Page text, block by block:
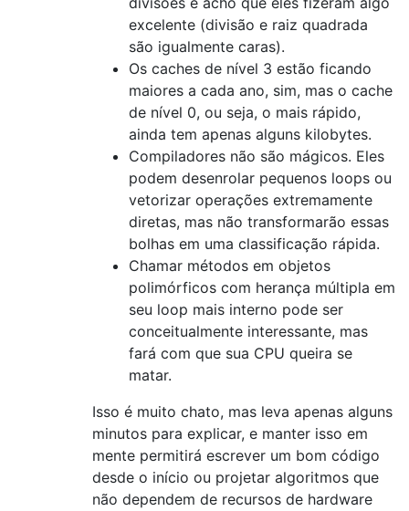
excelente (divisão e raiz quadrada
são igualmente caras).
Os caches de nível 3 estão ficando
maiores a cada ano, sim, mas o cache
de nível 0, ou seja, o mais rápido,
ainda tem apenas alguns kilobytes.
Compiladores não são mágicos. Eles
podem desenrolar pequenos loops ou
vetorizar operações extremamente
diretas, mas não transformarão essas
bolhas em uma classificação rápida.
Chamar métodos em objetos
polimórficos com herança múltipla em
seu loop mais interno pode ser
conceitualmente interessante, mas
fará com que sua CPU queira se
matar.
Isso é muito chato, mas leva apenas alguns
minutos para explicar, e manter isso em
mente permitirá escrever um bom código
desde o início ou projetar algoritmos que
não dependem de recursos de hardware